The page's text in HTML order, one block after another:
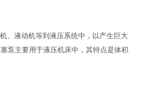
、液动机等到液压系统中，以产生巨大
泵主要用于液压机床中，其特点是体积